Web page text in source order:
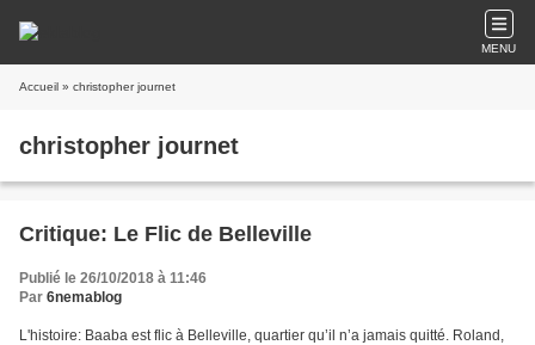
MENU
Accueil » christopher journet
christopher journet
Critique: Le Flic de Belleville
Publié le 26/10/2018 à 11:46
Par 6nemablog
L'histoire: Baaba est flic à Belleville, quartier qu’il n’a jamais quitté. Roland,